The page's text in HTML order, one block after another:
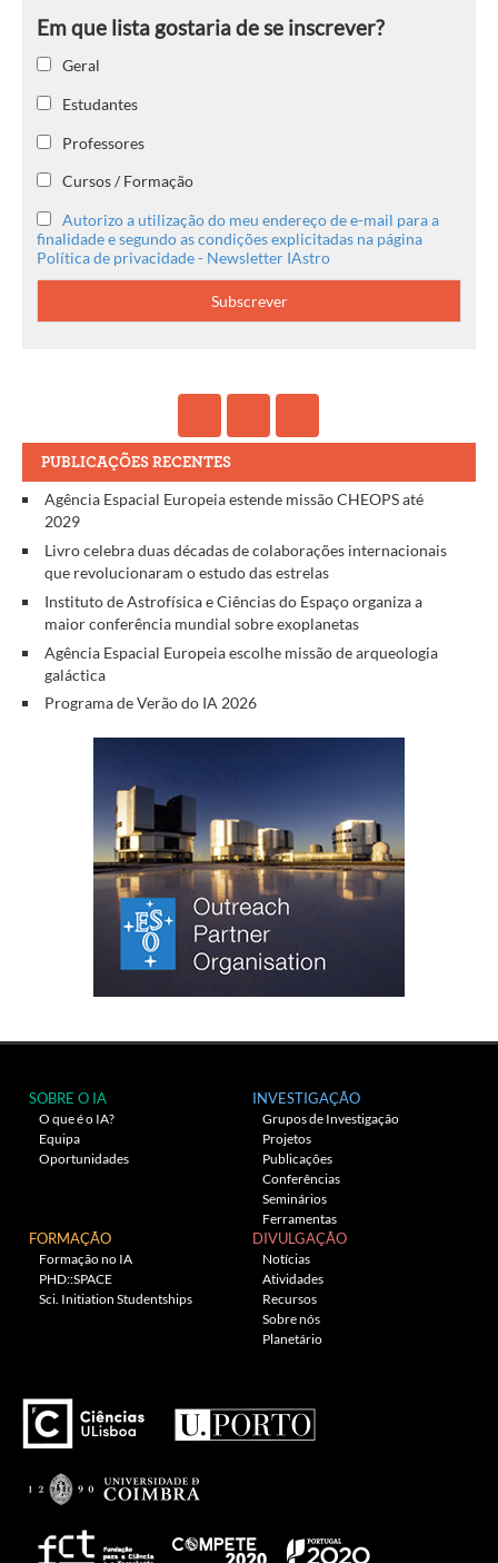
Geral
Estudantes
Professores
Cursos / Formação
Autorizo a utilização do meu endereço de e-mail para a
finalidade e segundo as condições explicitadas na página
Política de privacidade - Newsletter IAstro
PUBLICAÇÕES RECENTES
Agência Espacial Europeia estende missão CHEOPS até
2029
Livro celebra duas décadas de colaborações internacionais
que revolucionaram o estudo das estrelas
Instituto de Astrofísica e Ciências do Espaço organiza a
maior conferência mundial sobre exoplanetas
Agência Espacial Europeia escolhe missão de arqueologia
galáctica
Programa de Verão do IA 2026
SOBRE O IA
O que é o IA?
Equipa
Oportunidades
INVESTIGAÇÃO
Grupos de Investigação
Projetos
Publicações
Conferências
Seminários
Ferramentas
FORMAÇÃO
Formação no IA
PHD::SPACE
Sci. Initiation Studentships
DIVULGAÇÃO
Notícias
Atividades
Recursos
Sobre nós
Planetário